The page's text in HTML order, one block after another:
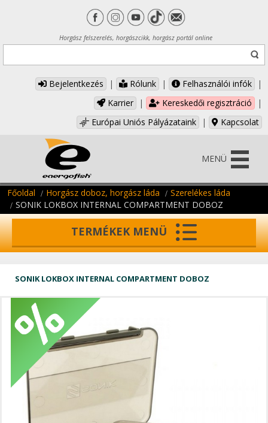
Horgász felszerelés, horgászcikk, horgász portál online
Bejelentkezés | Rólunk | Felhasználói infók
|
Karrier
| Kereskedői regisztráció
|
Európai Uniós Pályázataink
| Kapcsolat
MENÜ
Főoldal Horgász doboz, horgász láda
Szerelékes láda
SONIK LOKBOX INTERNAL COMPARTMENT DOBOZ
TERMÉKEK MENÜ
SONIK LOKBOX INTERNAL COMPARTMENT DOBOZ